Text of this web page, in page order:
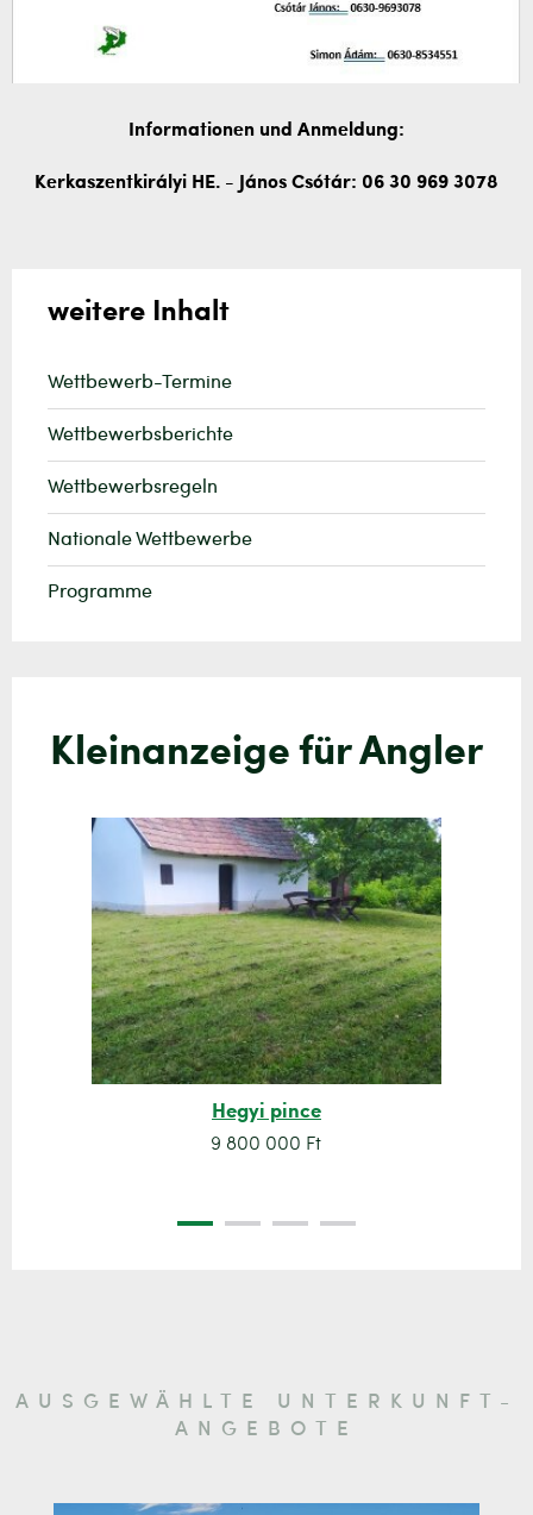
Informationen und Anmeldung:
Kerkaszentkirályi HE. - János Csótár: 06 30 969 3078
weitere Inhalt
Wettbewerb-Termine
Wettbewerbsberichte
Wettbewerbsregeln
Nationale Wettbewerbe
Programme
Kleinanzeige für Angler
Hegyi pince
9 800 000 Ft
AUSGEWÄHLTE UNTERKUNFT-
ANGEBOTE